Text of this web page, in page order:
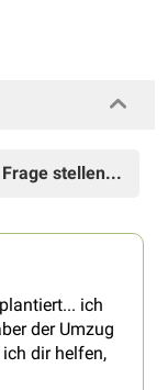
Frage stellen...
ich
der Umzug
dir helfen,